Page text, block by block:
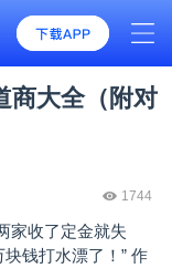
商大全（附对
1744
家收了定金就失
钱打水漂了！” 作